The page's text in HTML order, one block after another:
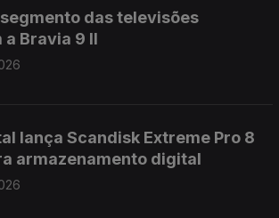
das televisões
Bravia 9 II
lança Scandisk Extreme Pro 8
armazenamento digital